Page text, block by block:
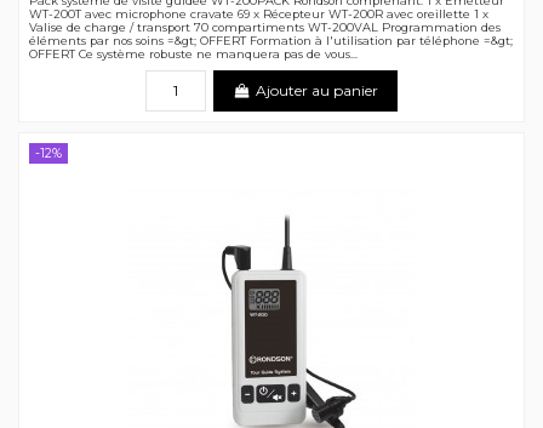
WT-200T avec microphone cravate 69 x Récepteur WT-200R avec oreillette 1 x
Valise de charge / transport 70 compartiments WT-200VAL Programmation des
éléments par nos soins =&gt; OFFERT Formation à l'utilisation par téléphone =&gt;
OFFERT Ce système robuste ne manquera pas de vous...
Ajouter au panier
-12%